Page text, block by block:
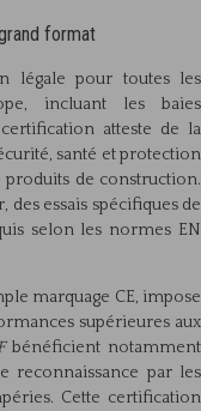
format
légale pour toutes les
incluant les baies
atteste de la
santé et protection
de construction.
des essais spécifiques de
selon les normes EN
marquage CE, impose
supérieures aux
bénéficient notamment
reconnaissance par les
Cette certification